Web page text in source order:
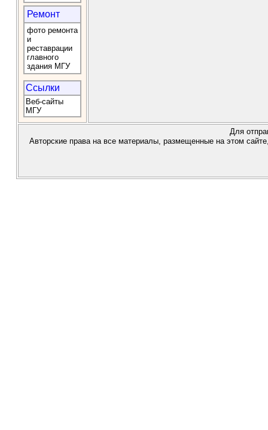
Ремонт
фото ремонта
и
реставрации
главного
здания МГУ
Ссылки
Веб-сайты
МГУ
Для
Авторские права на все материалы, размещенные на этом